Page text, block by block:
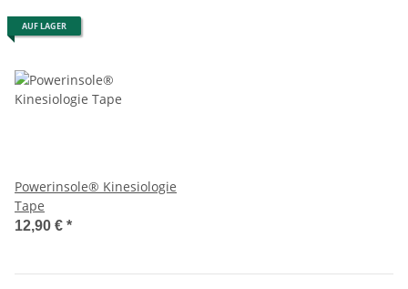
AUF LAGER
Powerinsole® Kinesiologie
Tape
12,90 € *